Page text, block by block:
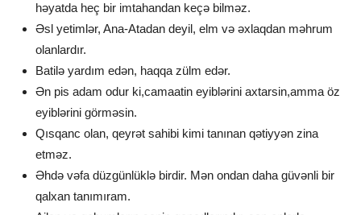
həyatda heç bir imtahandan keçə bilməz.
Əsl yetimlər, Ana-Atadan deyil, elm və əxlaqdan məhrum
olanlardır.
Batilə yardım edən, haqqa zülm edər.
Ən pis adam odur ki,camaatin eyiblərini axtarsin,amma öz
eyiblərini görməsin.
Qısqanc olan, qeyrət sahibi kimi tanınan qətiyyən zina
etməz.
Əhdə vəfa düzgünlüklə birdir. Mən ondan daha güvənli bir
qalxan tanımıram.